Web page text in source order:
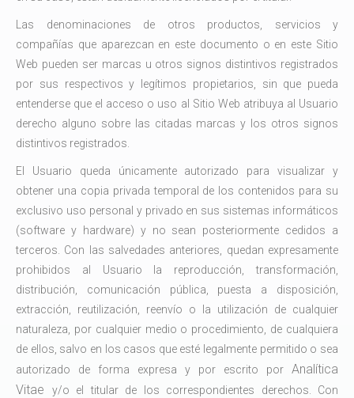
Las denominaciones de otros productos, servicios y
compañías que aparezcan en este documento o en este Sitio
Web pueden ser marcas u otros signos distintivos registrados
por sus respectivos y legítimos propietarios, sin que pueda
entenderse que el acceso o uso al Sitio Web atribuya al Usuario
derecho alguno sobre las citadas marcas y los otros signos
distintivos registrados.
El Usuario queda únicamente autorizado para visualizar y
obtener una copia privada temporal de los contenidos para su
exclusivo uso personal y privado en sus sistemas informáticos
(software y hardware) y no sean posteriormente cedidos a
terceros. Con las salvedades anteriores, quedan expresamente
prohibidos al Usuario la reproducción, transformación,
distribución, comunicación pública, puesta a disposición,
extracción, reutilización, reenvío o la utilización de cualquier
naturaleza, por cualquier medio o procedimiento, de cualquiera
de ellos, salvo en los casos que esté legalmente permitido o sea
autorizado de forma expresa y por escrito por Analítica
Vitae
y/o el titular de los correspondientes derechos. Con